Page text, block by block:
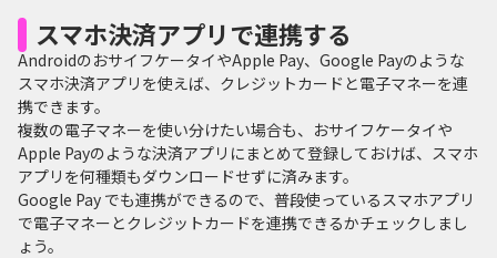
スマホ決済アプリで連携する
AndroidのおサイフケータイやApple Pay、Google Payのような
スマホ決済アプリを使えば、クレジットカードと電子マネーを連
携できます。
複数の電子マネーを使い分けたい場合も、おサイフケータイや
Apple Payのような決済アプリにまとめて登録しておけば、スマホ
アプリを何種類もダウンロードせずに済みます。
Google Pay でも連携ができるので、普段使っているスマホアプリ
で電子マネーとクレジットカードを連携できるかチェックしまし
ょう。